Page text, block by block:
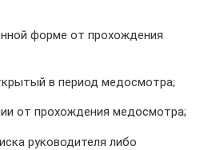
форме от прохождения
в период медосмотра;
от прохождения медосмотра;
руководителя либо